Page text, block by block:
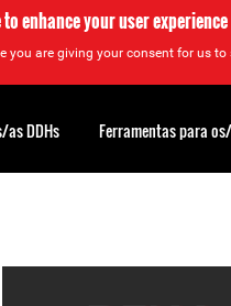
enhance your user experience
you are giving your consent for us to
as DDHs Ferramentas para